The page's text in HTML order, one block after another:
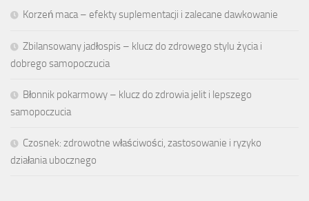
Korzeń maca – efekty suplementacji i zalecane dawkowanie
Zbilansowany jadłospis – klucz do zdrowego stylu życia i
dobrego samopoczucia
Błonnik pokarmowy – klucz do zdrowia jelit i lepszego
samopoczucia
Czosnek: zdrowotne właściwości, zastosowanie i ryzyko
działania ubocznego